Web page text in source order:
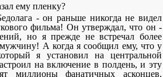
ему пленку?
- он раньше никогда не видел
фильма! Он утверждал, что он -
но я прежде не встречал более
мужчину! А когда я сообщил ему, что у
я установил на центральной
на включение в полдень, и эту
миллионы фанатичных асконцев,